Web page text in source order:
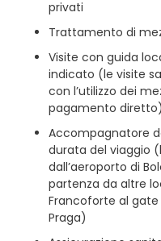
privati
Trattamento di
Visite con guida
indicato (le visite
con l’utilizzo dei
pagamento diretto)
Accompagnatore
durata del viaggio
dall’aeroporto di
partenza da altre
Francoforte al gate
Praga)